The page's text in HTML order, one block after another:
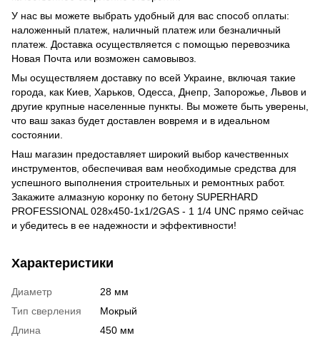
У нас вы можете выбрать удобный для вас способ оплаты:
наложенный платеж, наличный платеж или безналичный
платеж. Доставка осуществляется с помощью перевозчика
Новая Почта или возможен самовывоз.
Мы осуществляем доставку по всей Украине, включая такие
города, как Киев, Харьков, Одесса, Днепр, Запорожье, Львов и
другие крупные населенные пункты. Вы можете быть уверены,
что ваш заказ будет доставлен вовремя и в идеальном
состоянии.
Наш магазин предоставляет широкий выбор качественных
инструментов, обеспечивая вам необходимые средства для
успешного выполнения строительных и ремонтных работ.
Закажите алмазную коронку по бетону SUPERHARD
PROFESSIONAL 028x450-1x1/2GAS - 1 1/4 UNC прямо сейчас
и убедитесь в ее надежности и эффективности!
Характеристики
Диаметр
28 мм
Тип сверления
Мокрый
Длина
450 мм